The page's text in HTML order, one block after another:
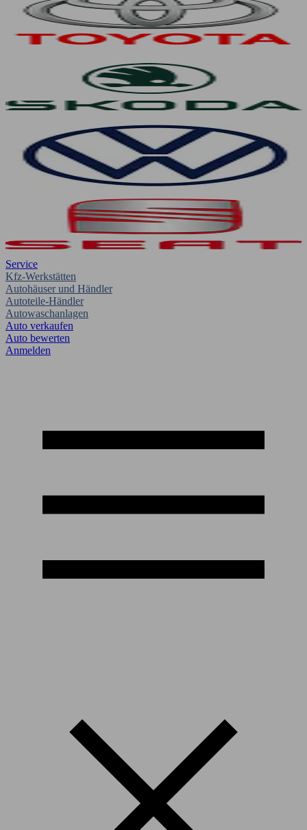
Service
Kfz-Werkstätten
Autohäuser und Händler
Autoteile-Händler
Autowaschanlagen
Auto verkaufen
Auto bewerten
Anmelden